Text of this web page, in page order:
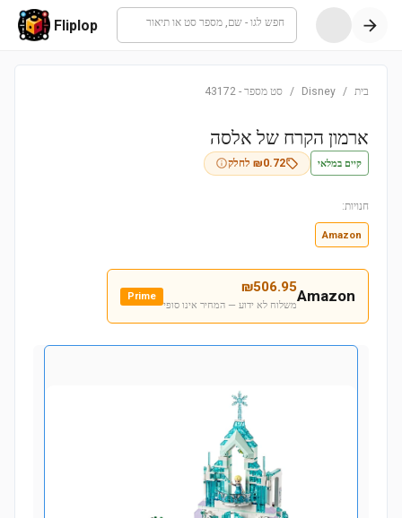
חפש לגו - שם, מספר סט או תיאור Fliplop
בית /
Disney
/ סט מספר -
43172
ארמון הקרח של אלסה
קיים במלאי ₪0.72 לחלק
חנויות:
Amazon
Amazon
₪506.95
משלוח לא ידוע — המחיר אינו סופי
Prime